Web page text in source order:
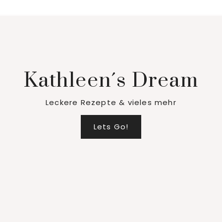
Kathleen´s Dream
Leckere Rezepte & vieles mehr
Lets Go!